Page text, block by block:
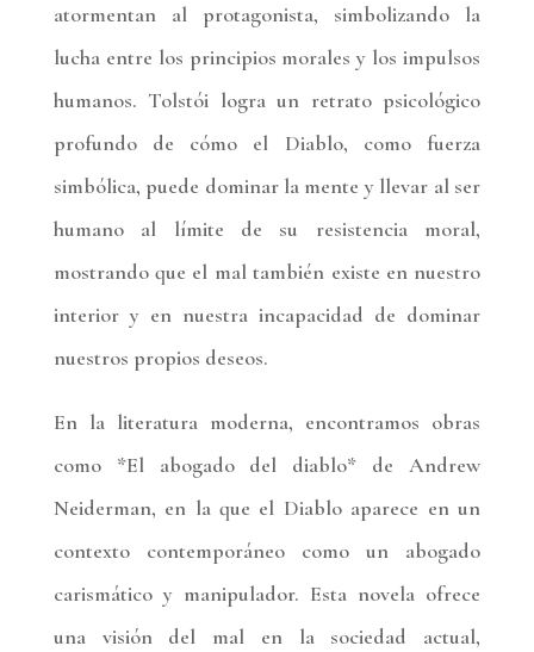
atormentan al protagonista, simbolizando la
lucha entre los principios morales y los impulsos
humanos. Tolstói logra un retrato psicológico
profundo de cómo el Diablo, como fuerza
simbólica, puede dominar la mente y llevar al ser
humano al límite de su resistencia moral,
mostrando que el mal también existe en nuestro
interior y en nuestra incapacidad de dominar
nuestros propios deseos.
En la literatura moderna, encontramos obras
como *El abogado del diablo* de Andrew
Neiderman, en la que el Diablo aparece en un
contexto contemporáneo como un abogado
carismático y manipulador. Esta novela ofrece
una visión del mal en la sociedad actual,